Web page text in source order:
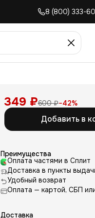
8 (800) 333-
349 ₽600 ₽−42%
Добавить в
Преимущества
Оплата частями в Сплит
Доставка в пункты
Удобный возврат
Оплата — картой, СБП
Доставка